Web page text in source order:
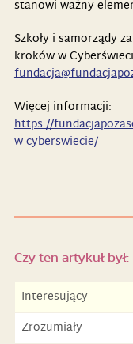
stanowi ważny
Szkoły i samorządy
kroków w
Więcej informacji:
https://
w-cyberswiecie/
Czy ten artykuł był:
Interesujący
Zrozumiały